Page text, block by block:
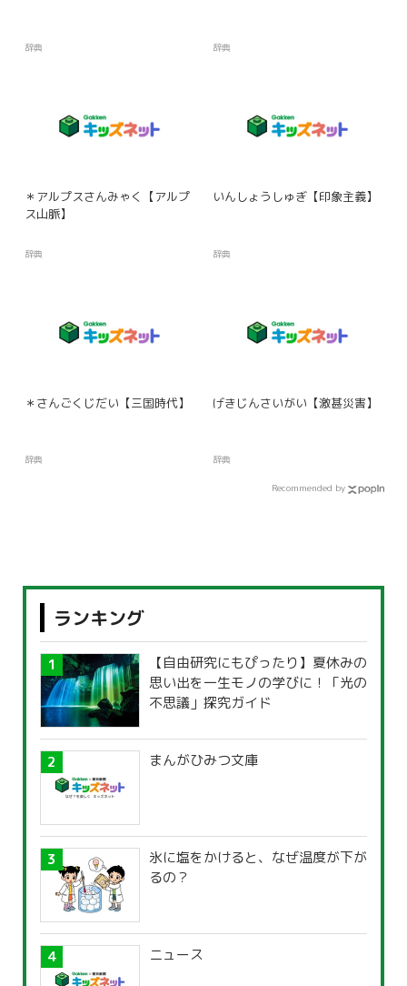
辞典 辞典
＊アルプスさんみゃく【アルプ
ス山脈】
辞典
いんしょうしゅぎ【印象主義】
辞典
＊さんごくじだい【三国時代】
辞典
げきじんさいがい【激甚災害】
辞典
Recommended by
ランキング
【自由研究にもぴったり】夏休みの
思い出を一生モノの学びに！「光の
不思議」探究ガイド
まんがひみつ文庫
氷に塩をかけると、なぜ温度が下が
るの？
ニュース